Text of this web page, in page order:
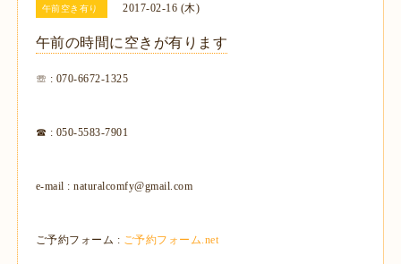
午前空き有り 2017-02-16 (木)
午前の時間に空きが有ります
☏ : 070-6672-1325
☎ : 050-5583-7901
e-mail : naturalcomfy@gmail.com
ご予約フォーム : ご予約フォーム.net